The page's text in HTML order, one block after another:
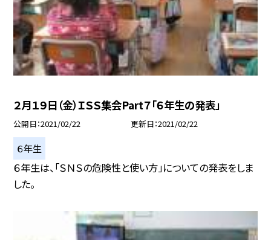
２月１９日（金）ＩＳＳ集会Part７「６年生の発表」
公開日 2021/02/22 更新日 2021/02/22
６年生
６年生は、「ＳＮＳの危険性と使い方」についての発表をしま
した。